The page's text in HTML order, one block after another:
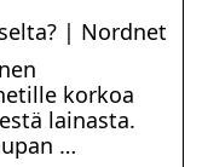
| Nordnet
korkoa
lainasta.
…